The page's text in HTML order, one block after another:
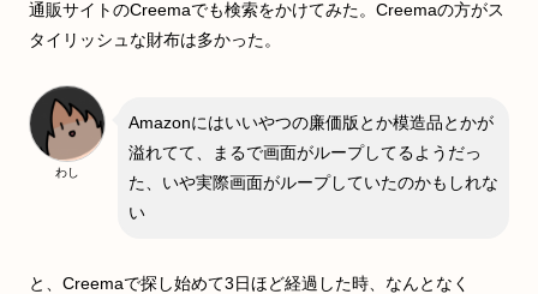
通販サイトのCreemaでも検索をかけてみた。Creemaの方がス
タイリッシュな財布は多かった。
わし
Amazonにはいいやつの廉価版とか模造品とかが
溢れてて、まるで画面がループしてるようだっ
た、いや実際画面がループしていたのかもしれな
い
と、Creemaで探し始めて3日ほど経過した時、なんとなく